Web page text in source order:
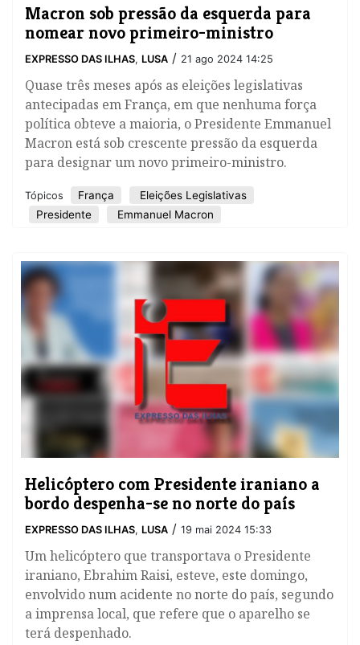
Macron sob pressão da esquerda para
nomear novo primeiro-ministro
EXPRESSO DAS ILHAS, LUSA / 21 ago 2024 14:25
Quase três meses após as eleições legislativas
antecipadas em França, em que nenhuma força
política obteve a maioria, o Presidente Emmanuel
Macron está sob crescente pressão da esquerda
para designar um novo primeiro-ministro.
Tópicos França
Eleições Legislativas
Presidente
Emmanuel Macron
Helicóptero com Presidente iraniano a
bordo despenha-se no norte do país
EXPRESSO DAS ILHAS, LUSA / 19 mai 2024 15:33
Um helicóptero que transportava o Presidente
iraniano, Ebrahim Raisi, esteve, este domingo,
envolvido num acidente no norte do país, segundo
a imprensa local, que refere que o aparelho se
terá despenhado.